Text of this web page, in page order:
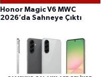
Honor Magic V6 MWC
2026’da Sahneye Çıktı